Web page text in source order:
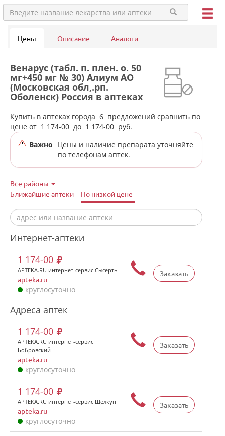
Цены Описание Аналоги
Венарус (табл. п. плен. о. 50
мг+450 мг № 30) Алиум АО
(Московская обл,.рп.
Оболенск) Россия в аптеках
Купить в аптеках города 6 предложений сравнить по
цене от 1 174-00 до 1 174-00 руб.
Важно
Цены и наличие препарата уточняйте
по телефонам аптек.
Все районы
Ближайшие аптеки
По низкой цене
Интернет-аптеки
Заказать
1 174-00
APTEKA.RU интернет-сервис Сысерть
apteka.ru
круглосуточно
Адреса аптек
Заказать
1 174-00
APTEKA.RU интернет-сервис
Бобровский
apteka.ru
круглосуточно
Заказать
1 174-00
APTEKA.RU интернет-сервис Щелкун
apteka.ru
круглосуточно